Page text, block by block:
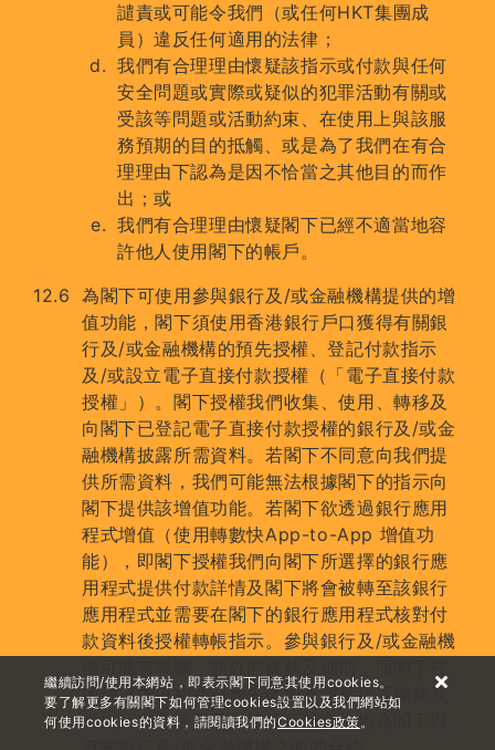
譴責或可能令我們（或任何HKT集團成
員）違反任何適用的法律；
我們有合理理由懷疑該指示或付款與任何
安全問題或實際或疑似的犯罪活動有關或
受該等問題或活動約束、在使用上與該服
務預期的目的抵觸、或是為了我們在有合
理理由下認為是因不恰當之其他目的而作
出；或
我們有合理理由懷疑閣下已經不適當地容
許他人使用閣下的帳戶。
為閣下可使用參與銀行及/或金融機構提供的增
值功能，閣下須使用香港銀行戶口獲得有關銀
行及/或金融機構的預先授權、登記付款指示
及/或設立電子直接付款授權（「電子直接付款
授權」）。閣下授權我們收集、使用、轉移及
向閣下已登記電子直接付款授權的銀行及/或金
融機構披露所需資料。若閣下不同意向我們提
供所需資料，我們可能無法根據閣下的指示向
閣下提供該增值功能。若閣下欲透過銀行應用
程式增值（使用轉數快App-to-App 增值功
能），即閣下授權我們向閣下所選擇的銀行應
用程式提供付款詳情及閣下將會被轉至該銀行
應用程式並需要在閣下的銀行應用程式核對付
款資料後授權轉帳指示。參與銀行及/或金融機
使用該增值功能前應先確認及同意該等條款及
細則。在此情況下，該等任何合約均為閣下與
繼續訪問/使用本網站，即表示閣下同意其使用cookies。
要了解更多有關閣下如何管理cookies設置以及我們網站如
何使用cookies的資料，請閱讀我們的Cookies政策。